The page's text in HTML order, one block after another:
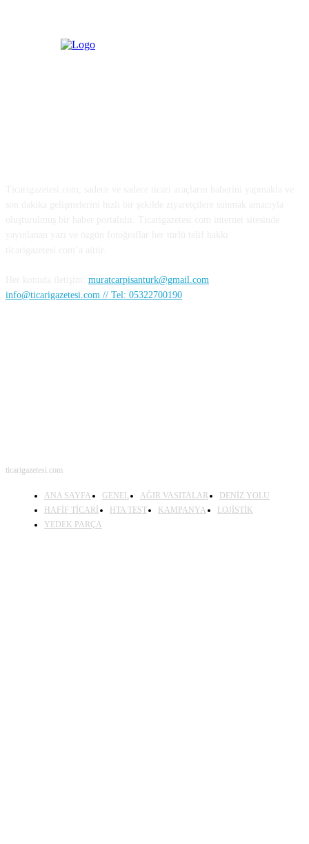
muratcarpisanturk@gmail.com
info@ticarigazetesi.com // Tel: 05322700190
ticarigazetesi.com
ANA SAYFA GENEL AĞIR VASITALAR
DENİZ YOLU
HAFİF TİCARİ
HTA TEST KAMPANYA
LOJİSTİK
YEDEK PARÇA